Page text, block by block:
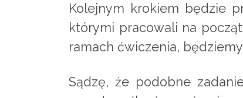
Kolejnym krokiem będzie
którymi pracowali na
ramach ćwiczenia,
Sądzę, że podobne